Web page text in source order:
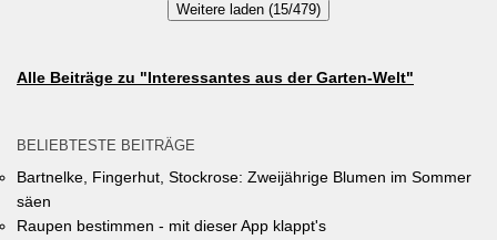
gewinnen gibt es jeweils einen Gutschein von Pflanzen-Kölle
das Anmeldeformular siehe auf den Seiten der Gemeinde
Weitere laden (15/479)
Alle Beiträge zu "Interessantes aus der Garten-Welt"
BELIEBTESTE BEITRÄGE
Bartnelke, Fingerhut, Stockrose: Zweijährige Blumen im Sommer
säen
Raupen bestimmen - mit dieser App klappt's